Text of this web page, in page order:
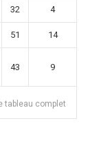
32 4
51 14
43 9
tableau complet